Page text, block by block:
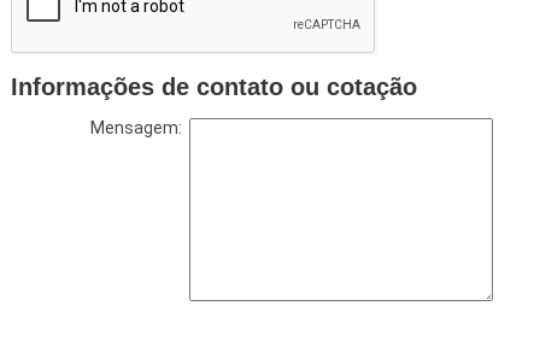
Informações de contato ou cotação
Mensagem: